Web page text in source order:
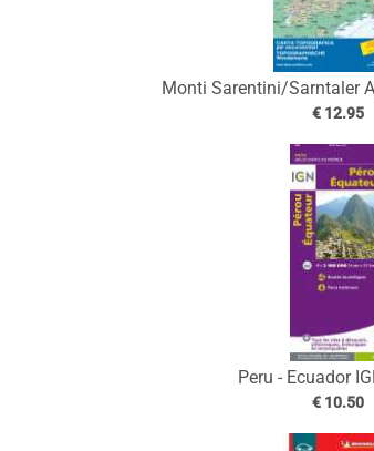
Monti Sarentini/Sarntaler
€ 12.95
Peru - Ecuador
€ 10.50